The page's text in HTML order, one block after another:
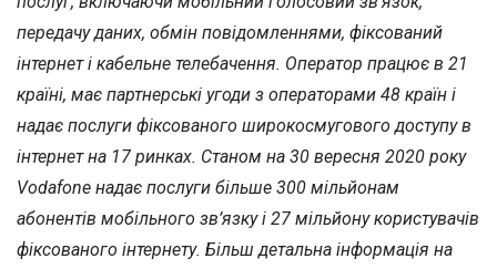
передачу даних, обмін повідомленнями, фіксований
інтернет і кабельне телебачення. Оператор працює в 21
країні, має партнерські угоди з операторами 48 країн і
надає послуги фіксованого широкосмугового доступу в
інтернет на 17 ринках. Станом на 30 вересня 2020 року
Vodafone надає послуги більше 300 мільйонам
абонентів мобільного зв’язку і 27 мільйону користувачів
фіксованого інтернету. Більш детальна інформація на